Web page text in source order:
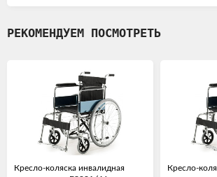
РЕКОМЕНДУЕМ ПОСМОТРЕТЬ
Кресло-коляска инвалидная
Кресло-